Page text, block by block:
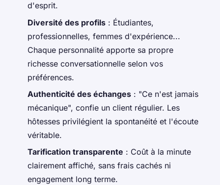
d'esprit.
Diversité des profils : Étudiantes,
professionnelles, femmes d'expérience...
Chaque personnalité apporte sa propre
richesse conversationnelle selon vos
préférences.
Authenticité des échanges : "Ce n'est jamais
mécanique", confie un client régulier. Les
hôtesses privilégient la spontanéité et l'écoute
véritable.
Tarification transparente : Coût à la minute
clairement affiché, sans frais cachés ni
engagement long terme.